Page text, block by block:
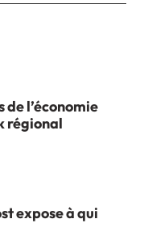
de l’économie
régional
expose à qui